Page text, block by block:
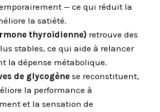
— ce qui réduit la
la satiété.
thyroïdienne) retrouve des
stables, ce qui aide à relancer
la dépense métabolique.
de glycogène se reconstituent,
la performance à
et la sensation de